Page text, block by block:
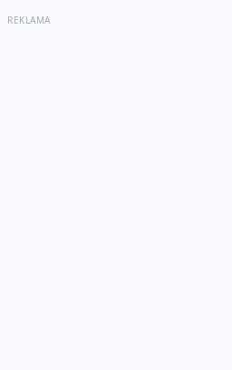
REKLAMA